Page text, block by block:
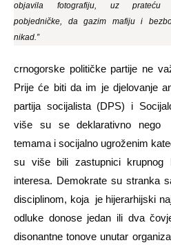
objavila fotografiju, uz prateću
pobjedničke, da gazim mafiju i
nikad.”
crnogorske političke partije ne
Prije će biti da im je djelovanje
partija socijalista (DPS) i
više su se deklarativno nego
temama i socijalno ugroženim
su više bili zastupnici krupnog
interesa. Demokrate su stranka
disciplinom, koja je hijerarhijski
odluke donose jedan ili dva
disonantne tonove unutar